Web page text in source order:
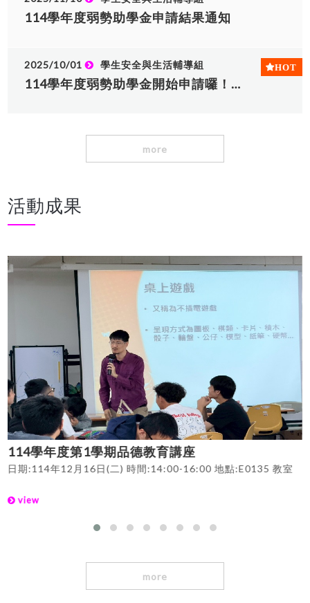
114學年度弱勢助學金申請結果通知
2025/10/01 學生安全與生活輔導組
114學年度弱勢助學金開始申請囉！收件日期為即日起至10月20日止
more
活動成果
114學年度第1學期品德教育講座
日期:114年12月16日(二) 時間:14:00-16:00 地點:E0135 教室
view
more